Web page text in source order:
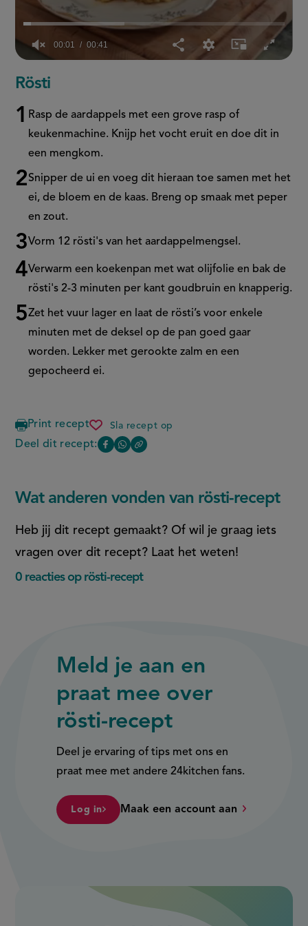
seconds
of
seconds
00:01 00:41
Rösti
Rasp de aardappels met een grove rasp of
keukenmachine. Knijp het vocht eruit en doe dit in
een mengkom.
Snipper de ui en voeg dit hieraan toe samen met het
ei, de bloem en de kaas. Breng op smaak met peper
en zout.
Vorm 12 rösti's van het aardappelmengsel.
Verwarm een koekenpan met wat olijfolie en bak de
rösti's 2-3 minuten per kant goudbruin en knapperig.
Zet het vuur lager en laat de rösti’s voor enkele
minuten met de deksel op de pan goed gaar
worden. Lekker met gerookte zalm en een
gepocheerd ei.
Print recept Sla recept op
rösti-
recept
Deel dit recept:
Deel
pagina
Facebook
(opent
in
Deel
pagina
WhatsApp
(opent
Copy
this
Wat anderen vonden van rösti-recept
Heb jij dit recept gemaakt? Of wil je graag iets
vragen over dit recept? Laat het weten!
0 reacties op rösti-recept
Meld je aan en
praat mee over
rösti-recept
Deel je ervaring of tips met ons en
praat mee met andere 24kitchen fans.
Log in Maak een account aan